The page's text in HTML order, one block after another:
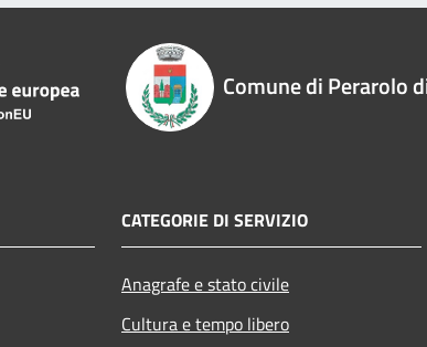
Comune di Perarolo
CATEGORIE DI SERVIZIO
Anagrafe e stato civile
Cultura e tempo libero